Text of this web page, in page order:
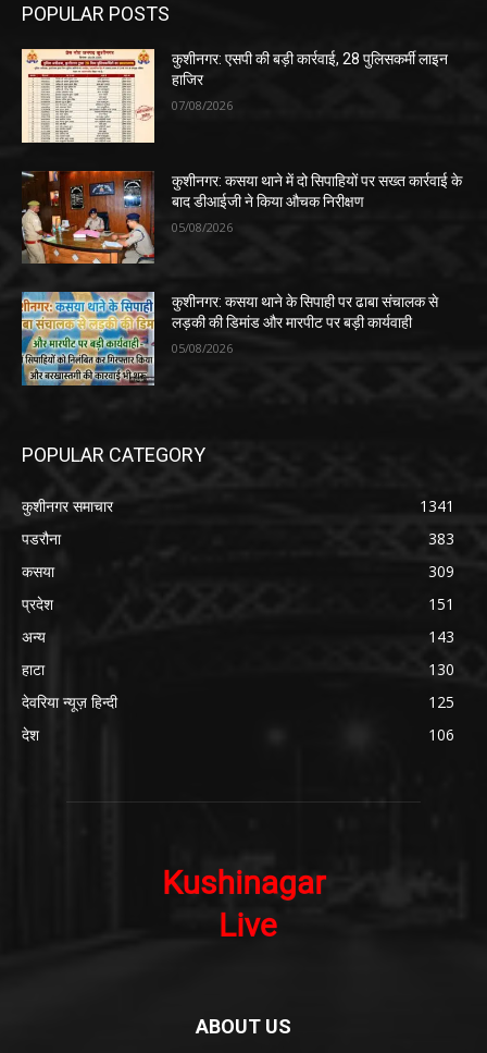
POPULAR POSTS
कुशीनगर: एसपी की बड़ी कार्रवाई, 28 पुलिसकर्मी लाइन
हाजिर
07/08/2026
कुशीनगर: कसया थाने में दो सिपाहियों पर सख्त कार्रवाई के
बाद डीआईजी ने किया औचक निरीक्षण
05/08/2026
कुशीनगर: कसया थाने के सिपाही पर ढाबा संचालक से
लड़की की डिमांड और मारपीट पर बड़ी कार्यवाही
05/08/2026
POPULAR CATEGORY
कुशीनगर समाचार
1341
पडरौना
383
कसया
309
प्रदेश
151
अन्य
143
हाटा
130
देवरिया न्यूज़ हिन्दी
125
देश
106
ABOUT US